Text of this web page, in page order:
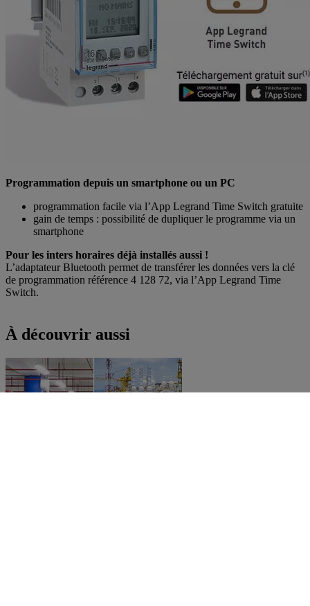
Programmation depuis un smartphone ou un PC
programmation facile via l’App Legrand Time Switch gratuite
gain de temps : possibilité de dupliquer le programme via un
smartphone
Pour les inters horaires déjà installés aussi !
L’adaptateur Bluetooth permet de transférer les données vers la clé
de programmation référence 4 128 72, via l’App Legrand Time
Switch.
À découvrir aussi